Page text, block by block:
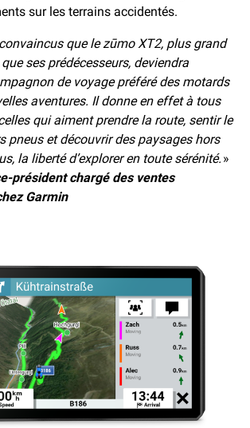
sur les terrains accidentés.
que le zūmo XT2, plus grand
ses prédécesseurs, deviendra
de voyage préféré des motards
aventures. Il donne en effet à tous
qui aiment prendre la route, sentir le
pneus et découvrir des paysages hors
la liberté d’explorer en toute sérénité. »
président chargé des ventes
Garmin